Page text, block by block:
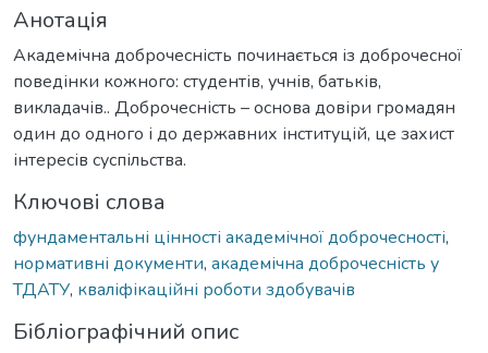
Анотація
Академічна доброчесність починається із доброчесної
поведінки кожного: студентів, учнів, батьків,
викладачів.. Доброчесність – основа довіри громадян
один до одного і до державних інституцій, це захист
інтересів суспільства.
Ключові слова
фундаментальні цінності академічної доброчесності,
нормативні документи, академічна доброчесність у
ТДАТУ, кваліфікаційні роботи здобувачів
Бібліографічний опис